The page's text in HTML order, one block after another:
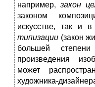
например, закон
законом
искусстве, так и
типизации (закон
большей
произведения
может
художника-